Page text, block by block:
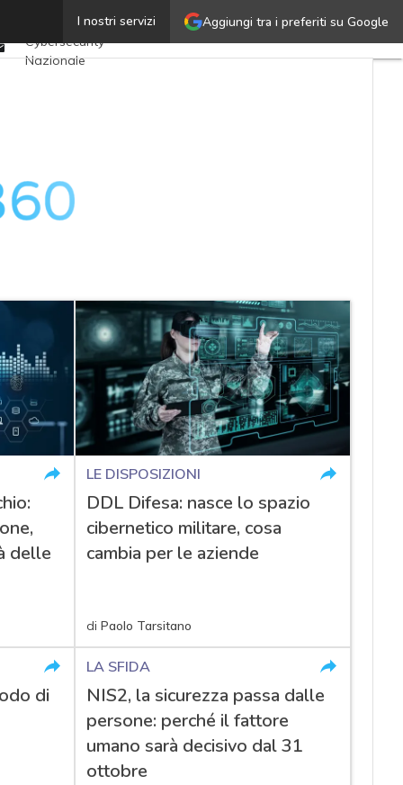
Aggiungi tra i preferiti su Google
I nostri servizi
Email
Ultimi articoli
Cybersecurity
Nazionale
Soluzioni aziendali
Cultura cyber
News, attualità e
delle
LE DISPOSIZIONI
DDL Difesa: nasce lo spazio
cibernetico militare, cosa
cambia per le aziende
diPaolo Tarsitano
di
LA SFIDA
NIS2, la sicurezza passa dalle
persone: perché il fattore
umano sarà decisivo dal 31
ottobre